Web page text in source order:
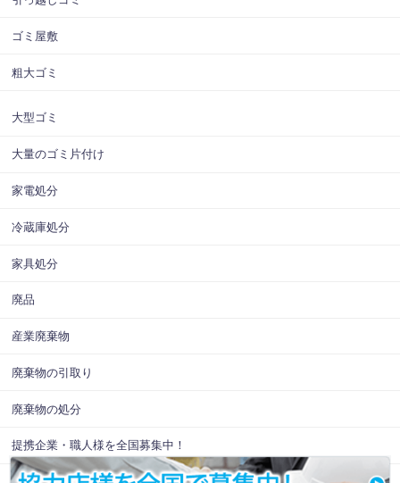
ゴミ屋敷
粗大ゴミ
大型ゴミ
大量のゴミ片付け
家電処分
冷蔵庫処分
家具処分
廃品
産業廃棄物
廃棄物の引取り
廃棄物の処分
提携企業・職人様を全国募集中！